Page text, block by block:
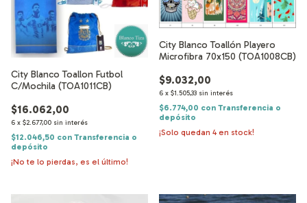
City Blanco Toallon Futbol
C/Mochila (TOA1011CB)
$16.062,00
6 x $2.677,00 sin interés
$12.046,50 con Transferencia o
depósito
¡No te lo pierdas, es el último!
City Blanco Toallón Playero
Microfibra 70x150 (TOA1008CB)
$9.032,00
6 x $1.505,33 sin interés
$6.774,00 con Transferencia o
depósito
¡Solo quedan 4en stock!